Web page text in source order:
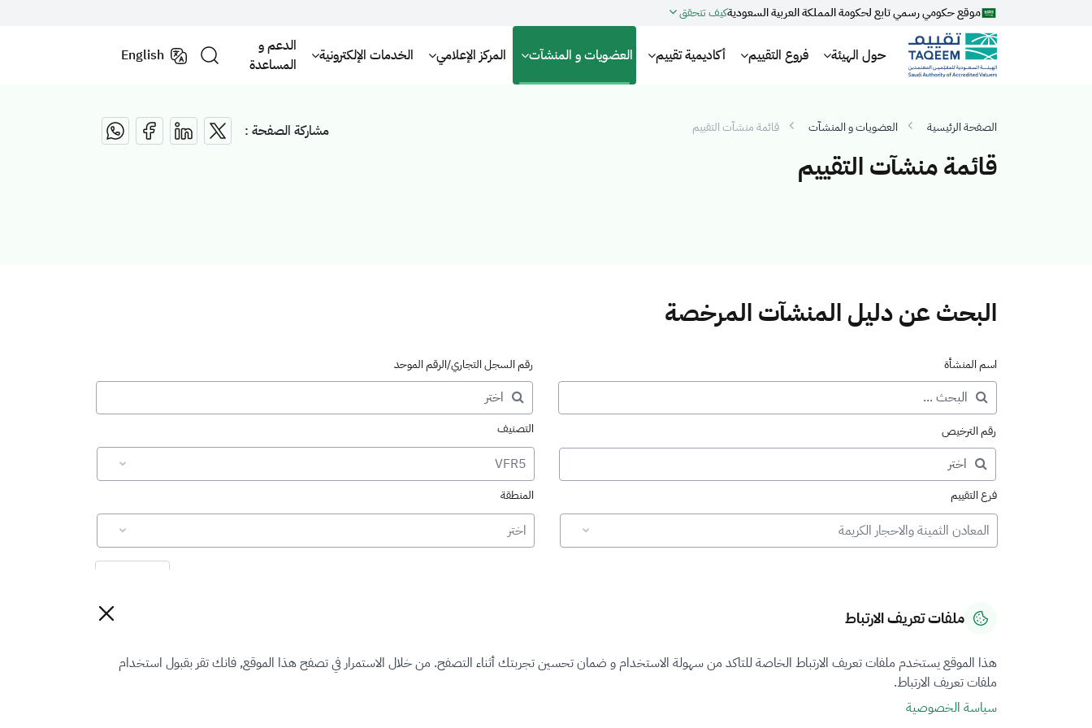
موقع حكومي رسمي تابع لحكومة المملكة العربية السعوديةكيف تتحقق
حول الهيئة فروع التقييم أكاديمية تقييم العضويات و المنشآت المركز الإعلامي الخدمات الإلكترونية
الدعم و
المساعدة
English
الصفحة الرئيسية العضويات و المنشآت قائمة منشآت التقييم مشاركة الصفحة :
قائمة منشآت التقييم
البحث عن دليل المنشآت المرخصة
اسم المنشأة رقم السجل التجاري/الرقم الموحد
رقم الترخيص التصنيف
VFR5
فرع التقييم
المعادن الثمينة والاحجار الكريمة
المنطقة
اختر
ملفات تعريف الارتباط
هذا الموقع يستخدم ملفات تعريف الارتباط الخاصة للتاكد من سهولة الاستخدام و ضمان تحسين تجربتك أثناء التصفح. من خلال الاستمرار في تصفح هذا الموقع, فانك تقر بقبول استخدام
ملفات تعريف الارتباط.
سياسة الخصوصية